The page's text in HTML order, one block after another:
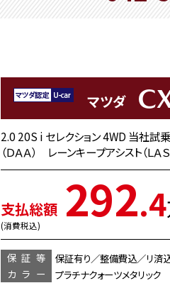
マツダ
2.0 20S i セレクション 4WD 当社試
（ＤＡＡ） レーンキープアシスト（Ｌ
支払総額
(消費税込) 292.4
保証等 保証有り／整備費込／リ済
カラー
プラチナクォーツメタリック